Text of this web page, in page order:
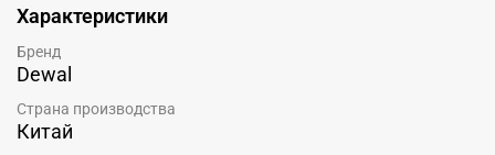
Характеристики
Бренд
Dewal
Страна производства
Китай